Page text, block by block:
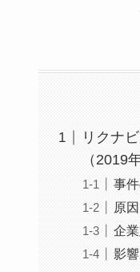
リクナ
（2019年
事
原因
企
影響